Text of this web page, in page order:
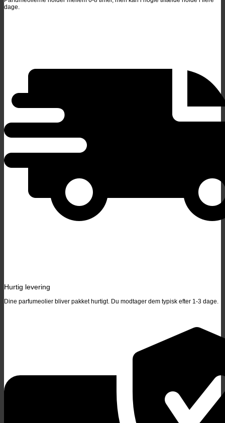
dage.
Hurtig levering
Dine parfumeolier bliver pakket hurtigt. Du modtager dem typisk efter 1-3 dage.